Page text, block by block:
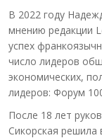
В 2022 году
мнению редакции
успех
число лидеров
экономических,
лидеров: Форум
После 18 лет
Сикорская решила